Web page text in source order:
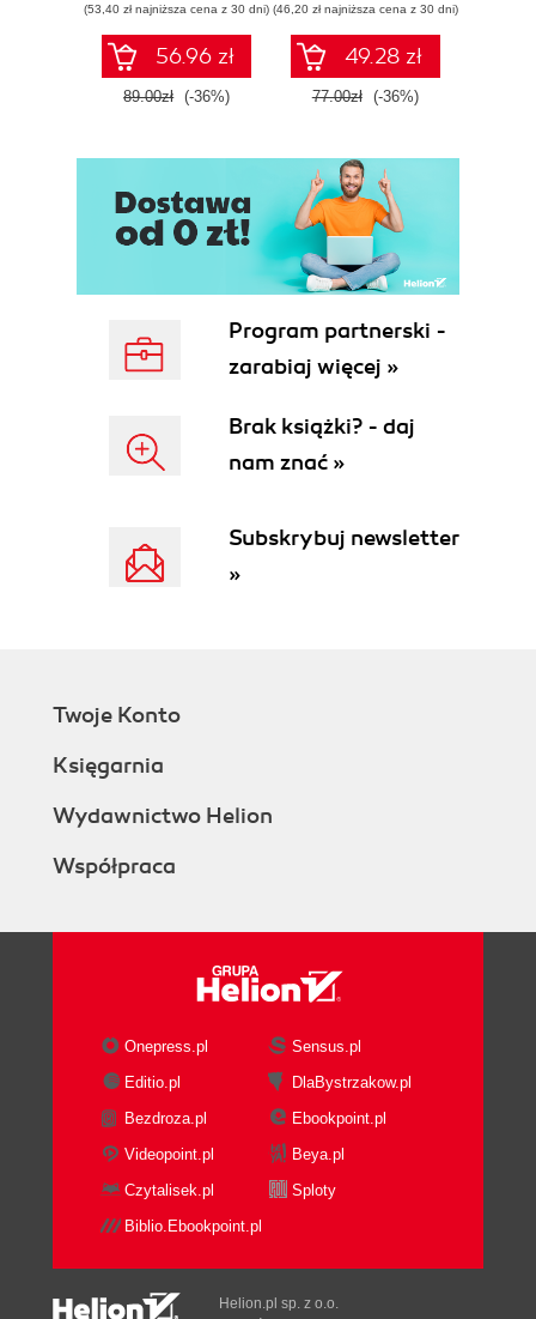
frameworku
Angular 15.
Wydanie IV
(53,40 zł najniższa cena z 30 dni)
56.96 zł
89.00zł (-36%)
aplikacji w
Pythonie
(46,20 zł najniższa cena z 30 dni)
49.28 zł
77.00zł (-36%)
Program partnerski -
zarabiaj więcej »
Brak książki? - daj
nam znać »
Subskrybuj newsletter
»
Twoje Konto
Księgarnia
Wydawnictwo Helion
Współpraca
Onepress.pl
Sensus.pl
Editio.pl
DlaBystrzakow.pl
Bezdroza.pl
Ebookpoint.pl
Videopoint.pl
Beya.pl
Czytalisek.pl
Sploty
Biblio.Ebookpoint.pl
Helion.pl sp. z o.o.